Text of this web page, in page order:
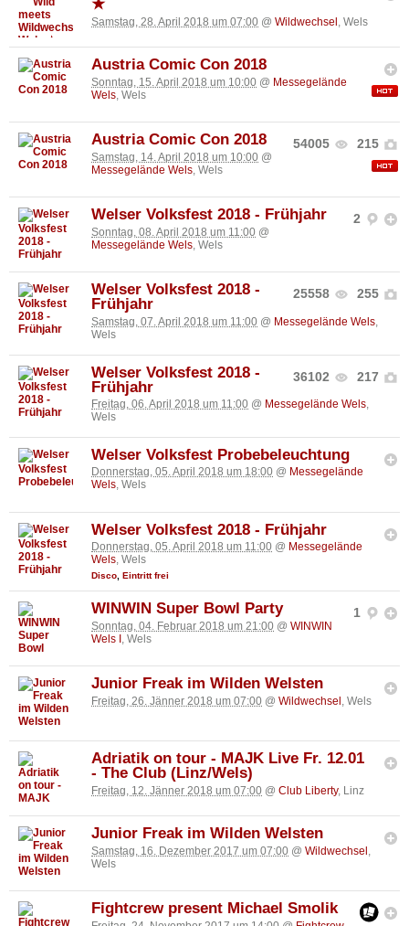
★
Samstag, 28. April 2018 um 07:00 @ Wildwechsel , Wels
Austria Comic Con 2018
Sonntag, 15. April 2018 um 10:00 @ Messegelände
Wels , Wels
54005 215
Austria Comic Con 2018
Samstag, 14. April 2018 um 10:00 @
Messegelände Wels , Wels
2
Welser Volksfest 2018 - Frühjahr
Sonntag, 08. April 2018 um 11:00 @
Messegelände Wels , Wels
25558 255
Welser Volksfest 2018 -
Frühjahr
Samstag, 07. April 2018 um 11:00 @ Messegelände Wels
Wels
36102 217
Welser Volksfest 2018 -
Frühjahr
Freitag, 06. April 2018 um 11:00 @ Messegelände Wels,
Wels
Welser Volksfest Probebeleuchtung
Donnerstag, 05. April 2018 um 18:00 @ Messegelände
Wels, Wels
Welser Volksfest 2018 - Frühjahr
Donnerstag, 05. April 2018 um 11:00 @ Messegelände
Wels, Wels
Disco, Eintritt frei
1
WINWIN Super Bowl Party
Sonntag, 04. Februar 2018 um 21:00 @ WINWIN
Wels I , Wels
Junior Freak im Wilden Welsten
Freitag, 26. Jänner 2018 um 07:00 @ Wildwechsel , Wels
Adriatik on tour - MAJK Live Fr. 12.01
- The Club (Linz/Wels)
Freitag, 12. Jänner 2018 um 07:00 @ Club Liberty, Linz
Junior Freak im Wilden Welsten
Samstag, 16. Dezember 2017 um 07:00 @ Wildwechsel
Wels
Fightcrew present Michael Smolik